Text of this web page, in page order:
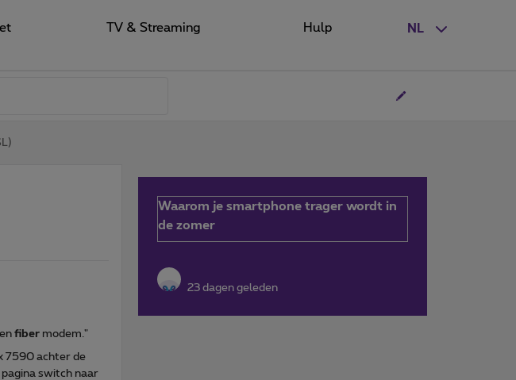
NL
TV & Streaming Hulp
fiber modem."
7590 achter de
switch naar
Waarom je smartphone trager wordt in
de zomer
23 dagen geleden